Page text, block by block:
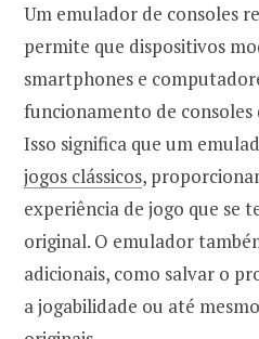
Um emulador de consoles
permite que dispositivos
smartphones e
funcionamento de consoles
Isso significa que um
jogos clássicos,
experiência de jogo que se
original. O emulador
adicionais, como salvar o
a jogabilidade ou até